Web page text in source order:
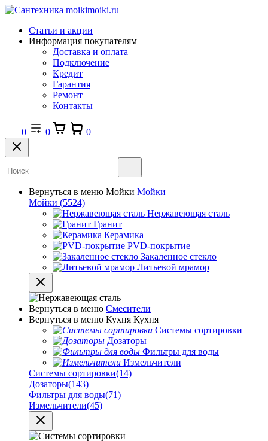
Статьи и акции
Информация покупателям
Доставка и оплата
Подключение
Кредит
Гарантия
Ремонт
Контакты
0 0 0
Вернуться в меню Мойки Мойки
Мойки (5524)
Нержавеющая сталь
Гранит
Керамика
PVD-покрытие
Закаленное стекло
Литьевой мрамор
Вернуться в меню Смесители
Вернуться в меню Кухня Кухня
Системы сортировки
Дозаторы
Фильтры для воды
Измельчители
Системы сортировки(14)
Дозаторы(143)
Фильтры для воды(71)
Измельчители(45)